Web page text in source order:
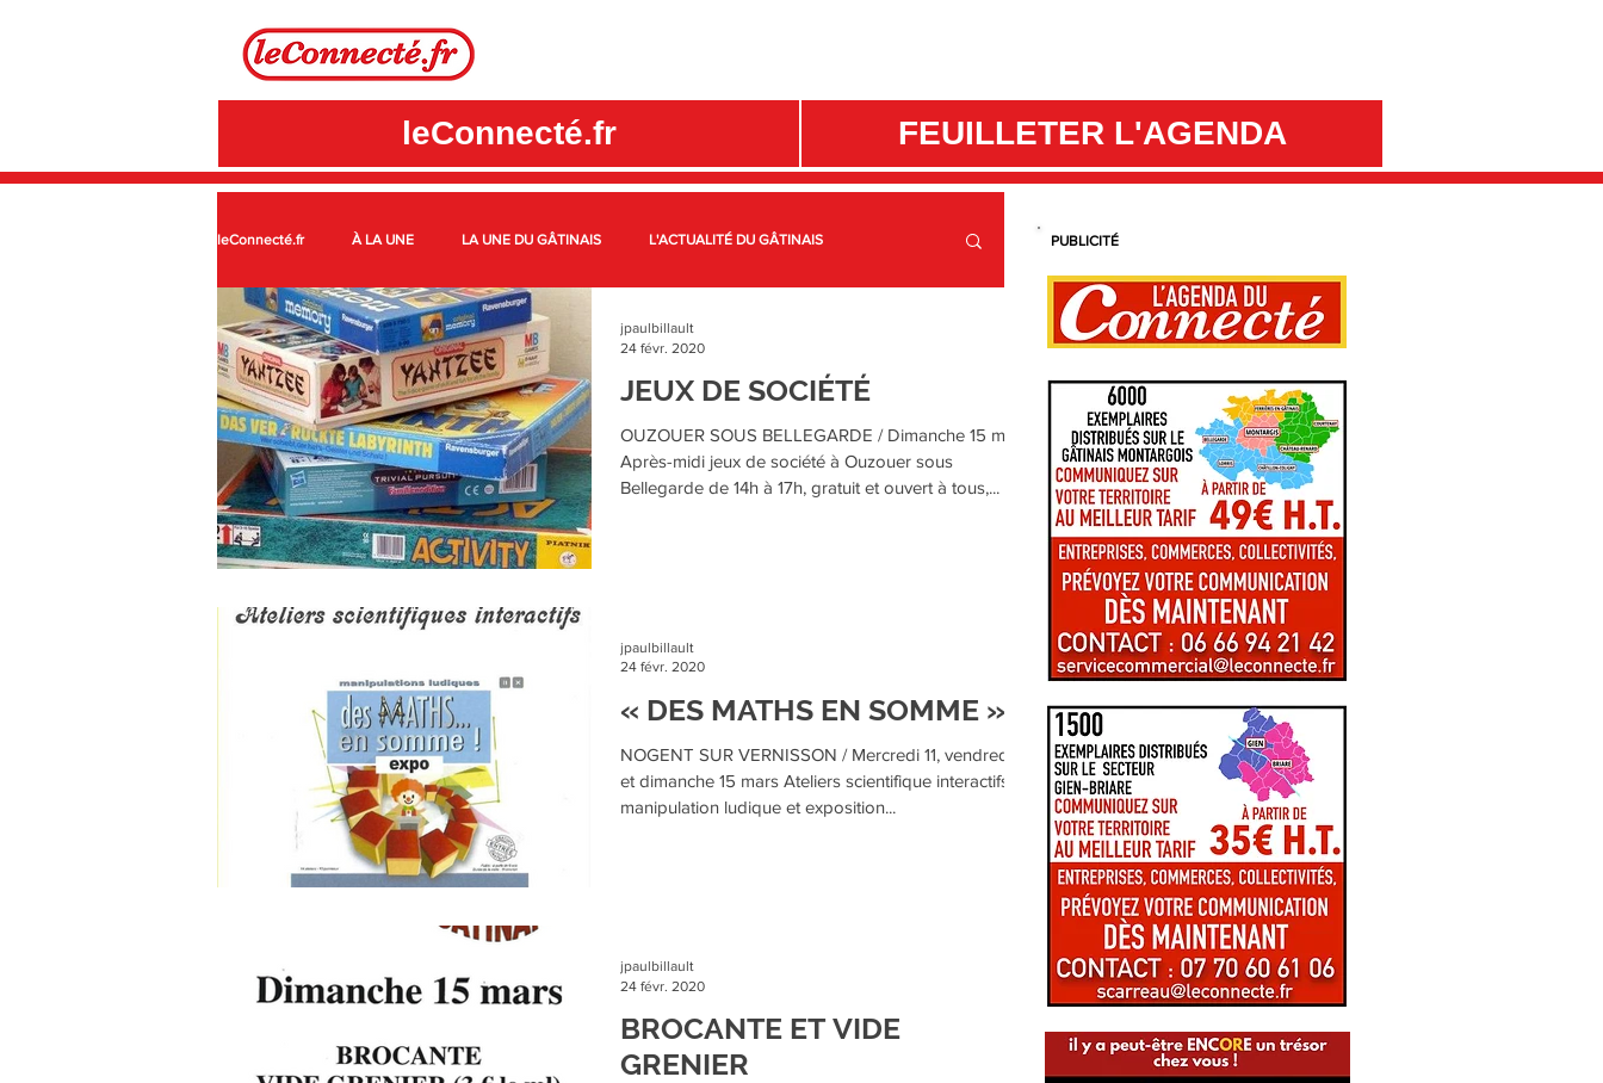
leConnecté.fr FEUILLETER L'AGENDA
leConnecté.fr À LA UNE LA UNE DU GÂTINAIS L'ACTUALITÉ DU GÂTINAIS
SUR LE TERRITOIRE GÂTINAIS AME C.C. CANAUX ET FORÊTS EN GÂTINAIS
C.C. DES QUATRE VALLÉES SPORTS GÂTINAIS PRÉS DE CHEZ VOUS EN GÂTINAIS
PÔLE D'ÉQUILIBRE TERRITORIAL RURAL CULTURE ET LOISIRS EN GÂTINAIS
LA UNE DU GIENNOIS L'ACTUALITÉ DU GIENNOIS
C.C. GIENNOISES C.C. BERRY LOIRE PUISAYE C.C. VAL DE SULLY
C.C. SAULDRE ET SOLOGNE PRÈS DE CHEZ VOUS EN GIENNOIS
CONNEXIONS NUMÉRIQUES CONNEXIONS SPORTS
JEUX DE SOCIÉTÉ
OUZOUER SOUS BELLEGARDE / Dimanche 15 mars
Après-midi jeux de société à Ouzouer sous
Bellegarde de 14h à 17h, gratuit et ouvert à tous,...
jpaulbillault
24 févr. 2020
« DES MATHS EN SOMME »
NOGENT SUR VERNISSON / Mercredi 11, vendredi 13
et dimanche 15 mars Ateliers scientifique interactifs,
manipulation ludique et exposition...
jpaulbillault
24 févr. 2020
BROCANTE ET VIDE
GRENIER
jpaulbillault
24 févr. 2020
PUBLICITÉ